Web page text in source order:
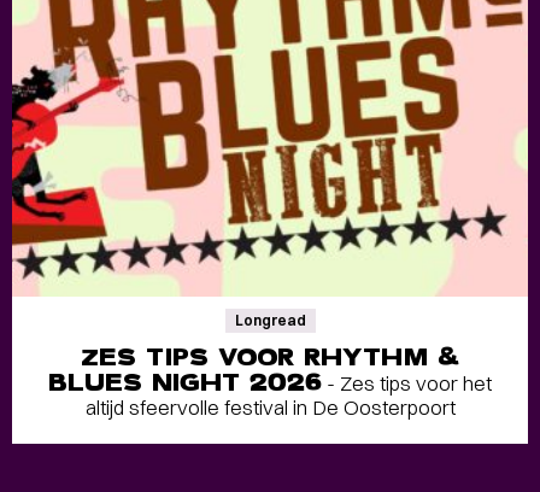
Longread
ZES TIPS VOOR RHYTHM &
BLUES NIGHT 2026 - Zes tips voor het
altijd sfeervolle festival in De Oosterpoort